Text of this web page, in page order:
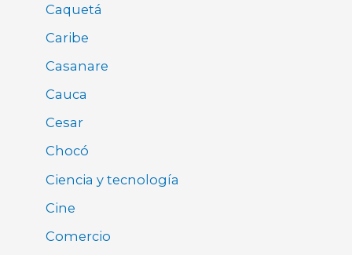
Caquetá
Caribe
Casanare
Cauca
Cesar
Chocó
Ciencia y tecnología
Cine
Comercio